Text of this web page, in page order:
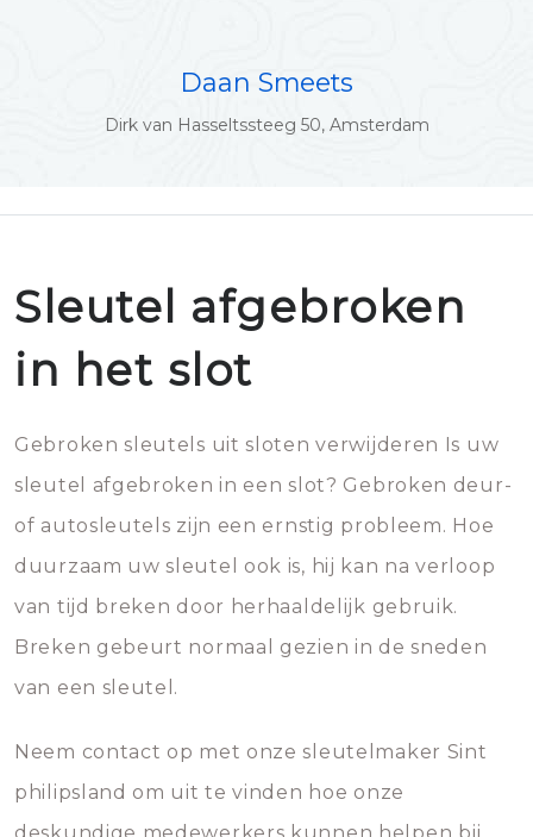
Daan Smeets
Dirk van Hasseltssteeg 50, Amsterdam
Sleutel afgebroken
in het slot
Gebroken sleutels uit sloten verwijderen Is uw
sleutel afgebroken in een slot? Gebroken deur-
of autosleutels zijn een ernstig probleem. Hoe
duurzaam uw sleutel ook is, hij kan na verloop
van tijd breken door herhaaldelijk gebruik.
Breken gebeurt normaal gezien in de sneden
van een sleutel.
Neem contact op met onze sleutelmaker Sint
philipsland om uit te vinden hoe onze